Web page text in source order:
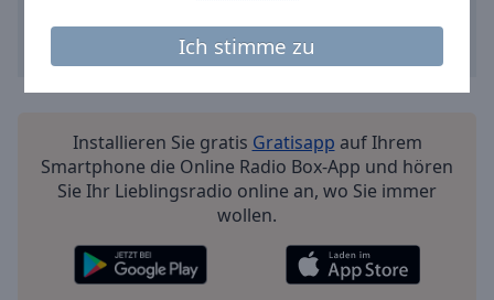
Ich stimme zu
dialog
Installieren Sie gratis Gratisapp auf Ihrem
Smartphone die Online Radio Box-App und hören
Sie Ihr Lieblingsradio online an, wo Sie immer
wollen.